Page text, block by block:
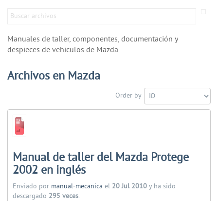
Manuales de taller, componentes, documentación y
despieces de vehiculos de Mazda
Archivos en Mazda
Order by
Manual de taller del Mazda Protege
2002 en inglés
Enviado por manual-mecanica el 20 Jul 2010 y ha sido
descargado 295 veces.